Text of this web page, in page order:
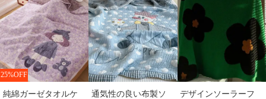
25%OFF
純綿ガーゼタオルケ
通気性の良い布製ソ
デザインソーラーフ